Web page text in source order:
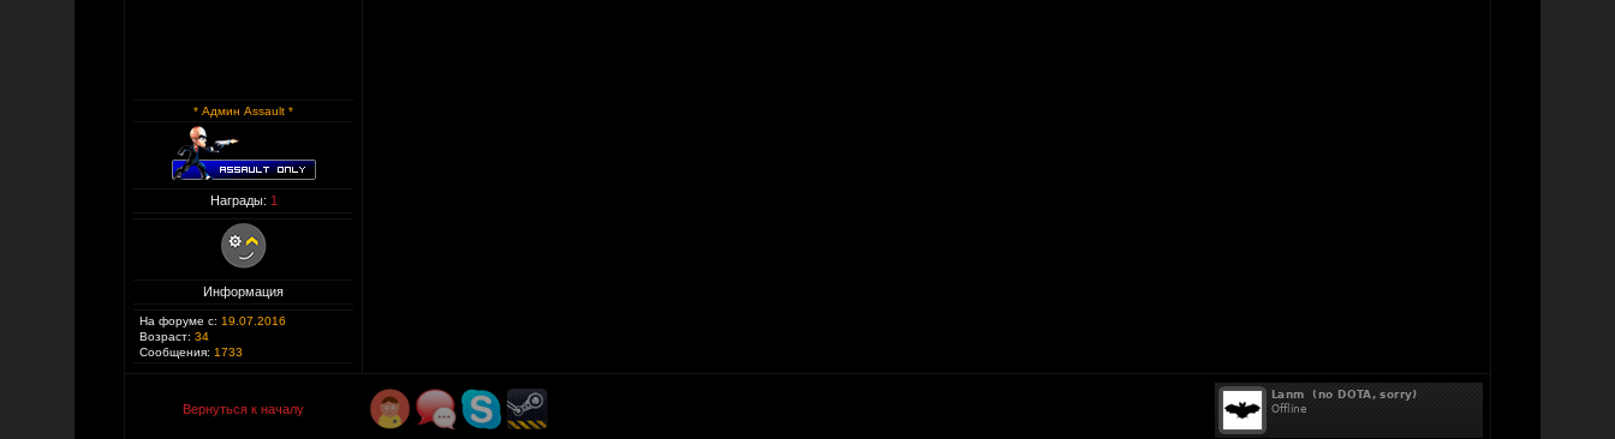
* Админ Assault *
Награды: 1
Информация
На форуме с: 19.07.2016
Возраст: 34
Сообщения: 1733
Вернуться к началу